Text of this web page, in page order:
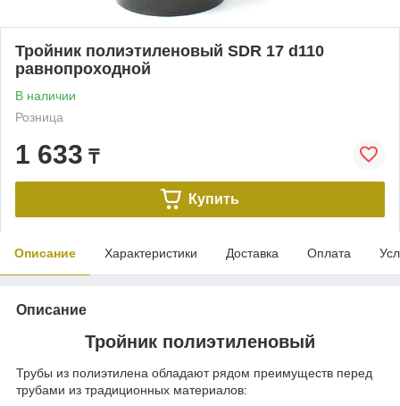
Тройник полиэтиленовый SDR 17 d110
равнопроходной
В наличии
Розница
1 633 ₸
Купить
Описание Характеристики Доставка Оплата
Описание
Тройник полиэтиленовый
Трубы из полиэтилена обладают рядом преимуществ перед
трубами из традиционных материалов: